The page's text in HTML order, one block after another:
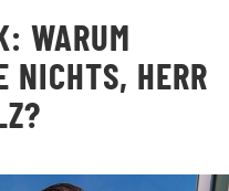
WARUM
NICHTS, HERR